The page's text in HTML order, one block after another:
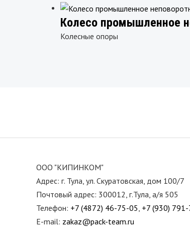
Колесо промышленное
Колесные опоры
ООО "КИПИНКОМ"
Адрес: г. Тула, ул. Скуратовская, дом 100/7
Почтовый адрес: 300012, г.Тула, а/я 505
Телефон: +7 (4872) 46-75-05 +7 (930)
E-mail: zakaz@pack-team.ru